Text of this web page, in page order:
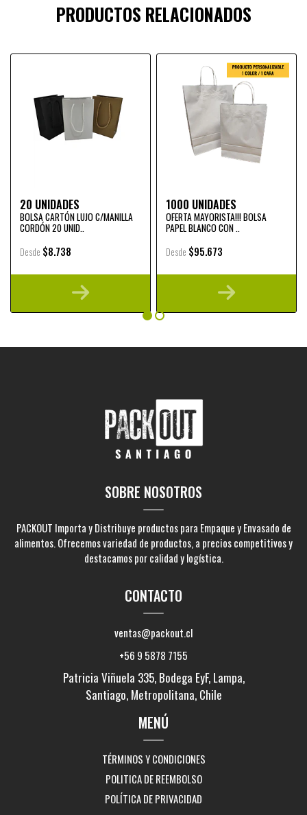
PRODUCTOS RELACIONADOS
20 UNIDADES
BOLSA CARTÓN LUJO C/MANILLA
CORDÓN 20 UNID..
Desde $8.738
1000 UNIDADES
OFERTA MAYORISTA!!! BOLSA
PAPEL BLANCO CON ..
Desde $95.673
SOBRE NOSOTROS
PACKOUT Importa y Distribuye productos para Empaque y Envasado de
alimentos. Ofrecemos variedad de productos, a precios competitivos y
destacamos por calidad y logística.
CONTACTO
ventas@packout.cl
+56 9 5878 7155
Patricia Viñuela 335, Bodega EyF, Lampa,
Santiago, Metropolitana, Chile
MENÚ
TÉRMINOS Y CONDICIONES
POLITICA DE REEMBOLSO
POLÍTICA DE PRIVACIDAD